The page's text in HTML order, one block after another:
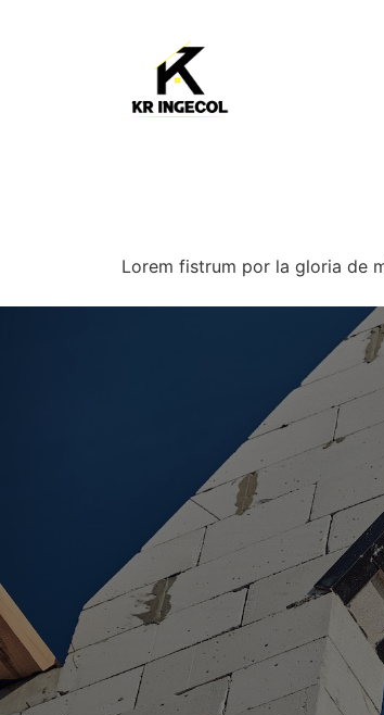
Lorem fistrum por la gloria de